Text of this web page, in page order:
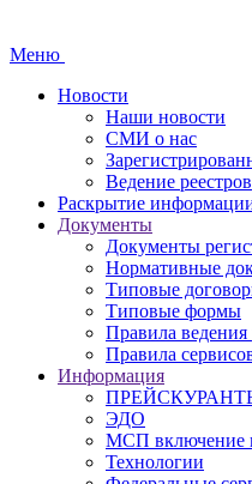
Меню
Новости
Наши новости
СМИ о нас
Ведение реестров
Раскрытие
Документы
Документы
Нормативные
Типовые
Типовые формы
Правила ведения
Правила
Информация
ЭДО
МСП включение
Технологии